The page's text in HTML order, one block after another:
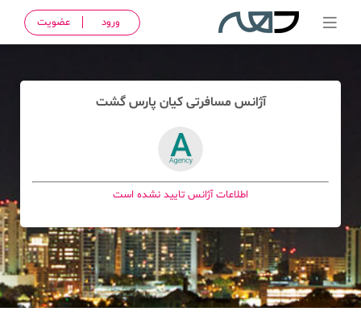
ورود عضویت
آژانس مسافرتی کيان پارس گشت
اطلاعات آژانس تایید نشده است